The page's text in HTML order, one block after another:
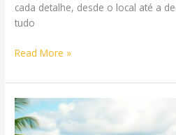
cada detalhe, desde o local até a
tudo
Formaturas
Grande
Florianópolis
Read More »